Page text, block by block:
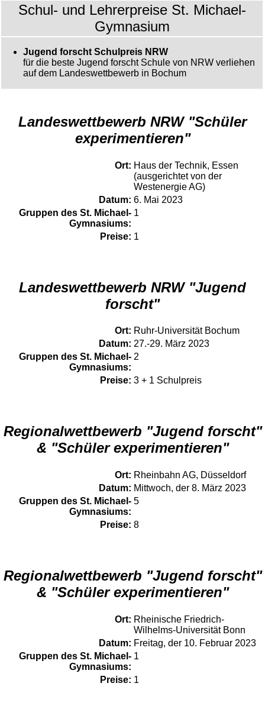
Schul- und Lehrerpreise St. Michael-
Gymnasium
Jugend forscht Schulpreis NRW
für die beste Jugend forscht Schule von NRW verliehen
auf dem Landeswettbewerb in Bochum
Landeswettbewerb NRW "Schüler
experimentieren"
Ort: Haus der Technik, Essen
(ausgerichtet von der
Westenergie AG)
Datum: 6. Mai 2023
Gruppen des St. Michael-
Gymnasiums:
1
Preise: 1
Landeswettbewerb NRW "Jugend
forscht"
Ort: Ruhr-Universität Bochum
Datum: 27.-29. März 2023
Gruppen des St. Michael-
Gymnasiums:
2
Preise: 3 + 1 Schulpreis
Regionalwettbewerb "Jugend forscht"
& "Schüler experimentieren"
Ort: Rheinbahn AG, Düsseldorf
Datum: Mittwoch, der 8. März 2023
Gruppen des St. Michael-
Gymnasiums:
5
Preise: 8
Regionalwettbewerb "Jugend forscht"
& "Schüler experimentieren"
Ort: Rheinische Friedrich-
Wilhelms-Universität Bonn
Datum: Freitag, der 10. Februar 2023
Gruppen des St. Michael-
Gymnasiums:
1
Preise: 1